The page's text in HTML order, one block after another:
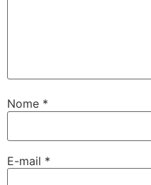
Nome *
E-mail *